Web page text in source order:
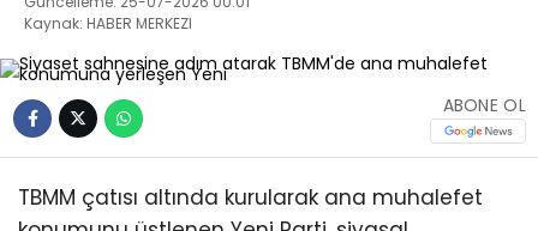
Kaynak: HABER MERKEZI
ABONE OL
TBMM çatısı altında kurularak ana muhalefet